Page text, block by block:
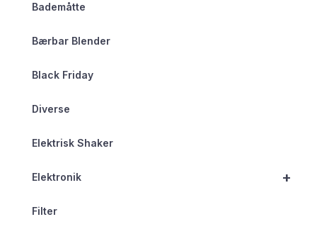
Bademåtte
Bærbar Blender
Black Friday
Diverse
Elektrisk Shaker
+
Elektronik
Filter